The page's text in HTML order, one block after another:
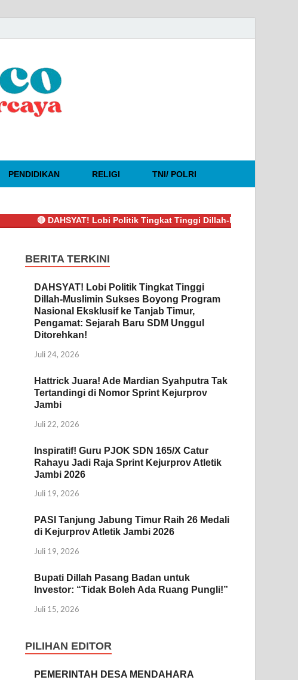
PENDIDIKAN RELIGI TNI/ POLRI
DAHSYAT! Lobi Politik Tingkat Tinggi Dillah-Muslimin Sukses
BERITA TERKINI
DAHSYAT! Lobi Politik Tingkat Tinggi
Dillah-Muslimin Sukses Boyong Program
Nasional Eksklusif ke Tanjab Timur,
Pengamat: Sejarah Baru SDM Unggul
Ditorehkan!
Juli 24, 2026
Hattrick Juara! Ade Mardian Syahputra Tak
Tertandingi di Nomor Sprint Kejurprov
Jambi
Juli 22, 2026
Inspiratif! Guru PJOK SDN 165/X Catur
Rahayu Jadi Raja Sprint Kejurprov Atletik
Jambi 2026
Juli 19, 2026
PASI Tanjung Jabung Timur Raih 26 Medali
di Kejurprov Atletik Jambi 2026
Juli 19, 2026
Bupati Dillah Pasang Badan untuk
Investor: “Tidak Boleh Ada Ruang Pungli!”
Juli 15, 2026
PILIHAN EDITOR
PEMERINTAH DESA MENDAHARA